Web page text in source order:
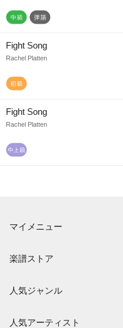
Fight Song
Rachel Platten
Fight Song
Rachel Platten
マイメニュー
退会はこちら
楽譜ストア
難易度別に探す
人気ジャンル
人気アーティスト